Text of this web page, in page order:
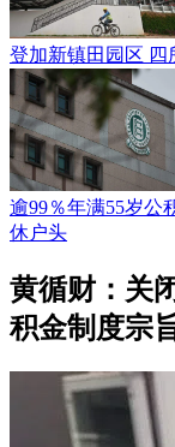
登加新镇田园区 四
逾99％年满55岁公
休户头
黄循财：关
积金制度宗